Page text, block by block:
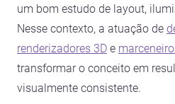
um bom estudo de layout,
Nesse contexto, a atuação de
renderizadores 3D e
transformar o conceito em
visualmente consistente.